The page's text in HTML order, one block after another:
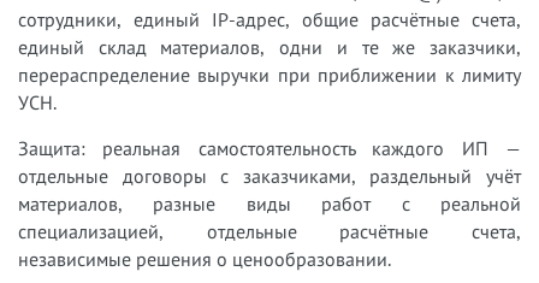
сотрудники, единый IP-адрес, общие расчётные счета,
единый склад материалов, одни и те же заказчики,
перераспределение выручки при приближении к лимиту
УСН.
Защита: реальная самостоятельность каждого ИП —
отдельные договоры с заказчиками, раздельный учёт
материалов, разные виды работ с реальной
специализацией, отдельные расчётные счета,
независимые решения о ценообразовании.